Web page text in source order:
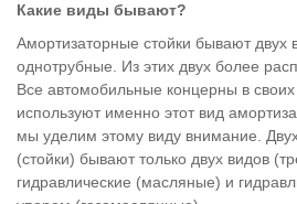
Какие виды бывают?
Амортизаторные стойки бывают двух
однотрубные. Из этих двух более
Все автомобильные концерны в
используют именно этот вид
мы уделим этому виду внимание.
(стойки) бывают только двух видов
гидравлические (масляные) и